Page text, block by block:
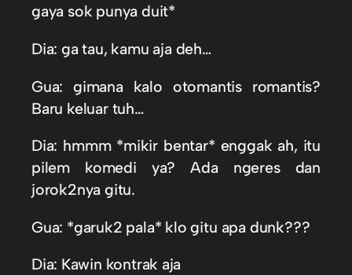
gaya sok punya duit*
Dia: ga tau, kamu aja deh…
Gua: gimana kalo otomantis romantis?
Baru keluar tuh…
Dia: hmmm *mikir bentar* enggak ah, itu
pilem komedi ya? Ada ngeres dan
jorok2nya gitu.
Gua: *garuk2 pala* klo gitu apa dunk???
Dia: Kawin kontrak aja